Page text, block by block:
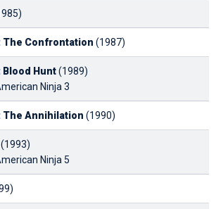
The Confrontation (1987)
Blood Hunt(1989)
Ninja 3
The Annihilation (1990)
Ninja 5